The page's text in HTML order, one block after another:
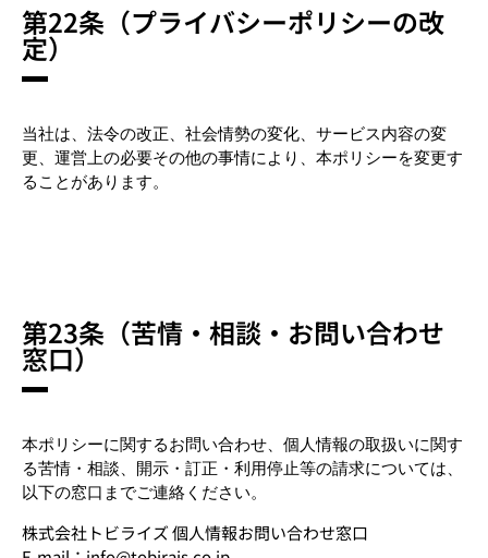
第22条（プライバシーポリシーの改
定）
当社は、法令の改正、社会情勢の変化、サービス内容の変
更、運営上の必要その他の事情により、本ポリシーを変更す
ることがあります。
第23条（苦情・相談・お問い合わせ
窓口）
本ポリシーに関するお問い合わせ、個人情報の取扱いに関す
る苦情・相談、開示・訂正・利用停止等の請求については、
以下の窓口までご連絡ください。
株式会社トビライズ 個人情報お問い合わせ窓口